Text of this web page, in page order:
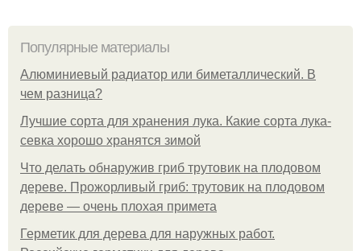
Популярные материалы
Алюминиевый радиатор или биметаллический. В
чем разница?
Лучшие сорта для хранения лука. Какие сорта лука-
севка хорошо хранятся зимой
Что делать обнаружив гриб трутовик на плодовом
дереве. Прожорливый гриб: трутовик на плодовом
дереве — очень плохая примета
Герметик для дерева для наружных работ.